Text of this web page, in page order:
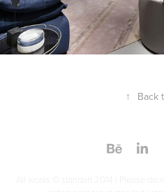
↑ Back
All works © standart 2014 | Please do